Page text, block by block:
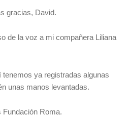
gracias, David.
de la voz a mi compañera Liliana
tenemos ya registradas algunas
unas manos levantadas.
Fundación Roma.